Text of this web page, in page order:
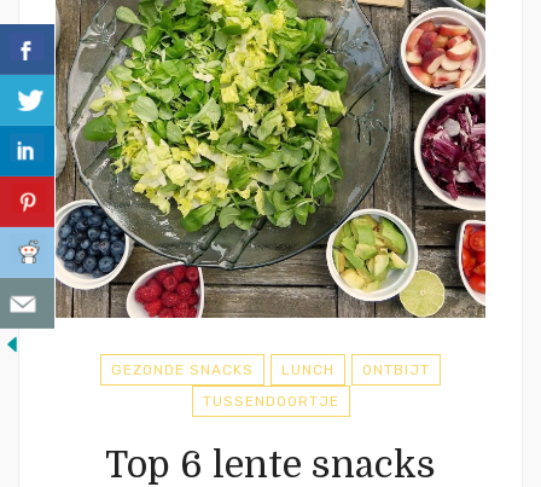
GEZONDE SNACKS LUNCH
ONTBIJT
TUSSENDOORTJE
Top 6 lente snacks